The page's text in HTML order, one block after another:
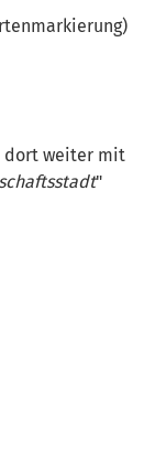
dort weiter mit
"